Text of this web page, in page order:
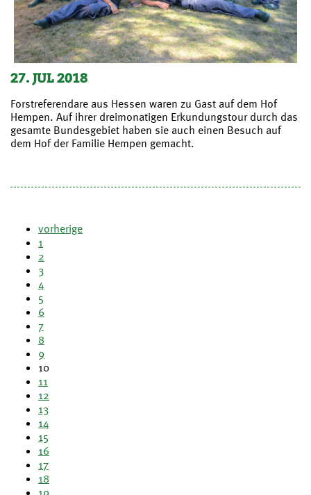
27. JUL 2018
Forstreferendare aus Hessen waren zu Gast auf dem Hof
Hempen. Auf ihrer dreimonatigen Erkundungstour durch das
gesamte Bundesgebiet haben sie auch einen Besuch auf
dem Hof der Familie Hempen gemacht.
vorherige
1
2
3
4
5
6
7
8
9
10
11
12
13
14
15
16
17
18